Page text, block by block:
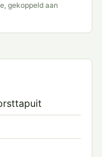
gekoppeld aan